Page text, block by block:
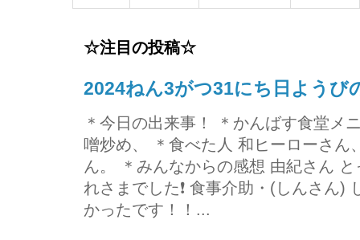
☆注目の投稿☆
2024ねん3がつ31にち日ようび
＊今日の出来事！ ＊かんばす食堂メ
噌炒め、 ＊食べた人 和ヒーローさん
ん。 ＊みんなからの感想 由紀さん
れさまでした❗ 食事介助・(しんさん)
かったです！！...